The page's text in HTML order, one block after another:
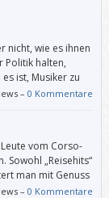
nicht, wie es ihnen
Politik halten,
ist, Musiker zu
Musik machen.
–0 Kommentare
vom Corso-
Sowohl „Reisehits“
man mit Genuss
hängen.
–0 Kommentare